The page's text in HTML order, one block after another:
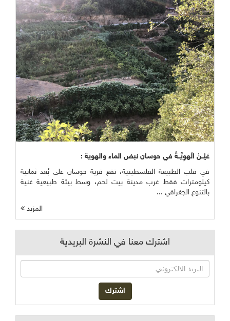
عَيْــنُ الْهوِيَّــةُ في حوسان نبض الماء والهوية :
في قلب الطبيعة الفلسطينية، تقع قرية حوسان على بُعد ثمانية
كيلومترات فقط غرب مدينة بيت لحم، وسط بيئة طبيعية غنية
بالتنوع الجغرافي ...
المزيد
اشترك معنا في النشرة البريدية